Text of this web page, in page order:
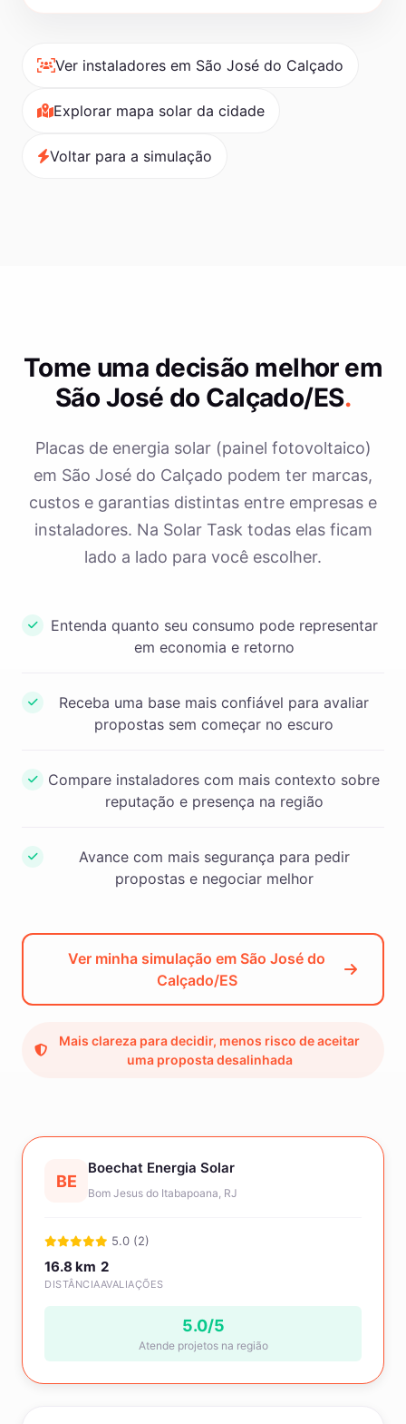
Ver instaladores em São José do Calçado
Explorar mapa solar da cidade
Voltar para a simulação
BE
Boechat Energia Solar
Bom Jesus do Itabapoana, RJ
5.0 (2)
16.8 km
DISTÂNCIA
2
AVALIAÇÕES
5.0/5
Atende projetos na região
Tome uma decisão melhor em
São José do Calçado/ES.
Placas de energia solar (painel fotovoltaico)
em São José do Calçado podem ter marcas,
custos e garantias distintas entre empresas e
instaladores. Na Solar Task todas elas ficam
lado a lado para você escolher.
Entenda quanto seu consumo pode representar
em economia e retorno
Receba uma base mais confiável para avaliar
propostas sem começar no escuro
Compare instaladores com mais contexto sobre
reputação e presença na região
Avance com mais segurança para pedir
propostas e negociar melhor
Ver minha simulação em São José do
Calçado/ES
Mais clareza para decidir, menos risco de aceitar
uma proposta desalinhada